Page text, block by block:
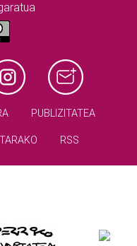
PUBLIZITATEA
RSS